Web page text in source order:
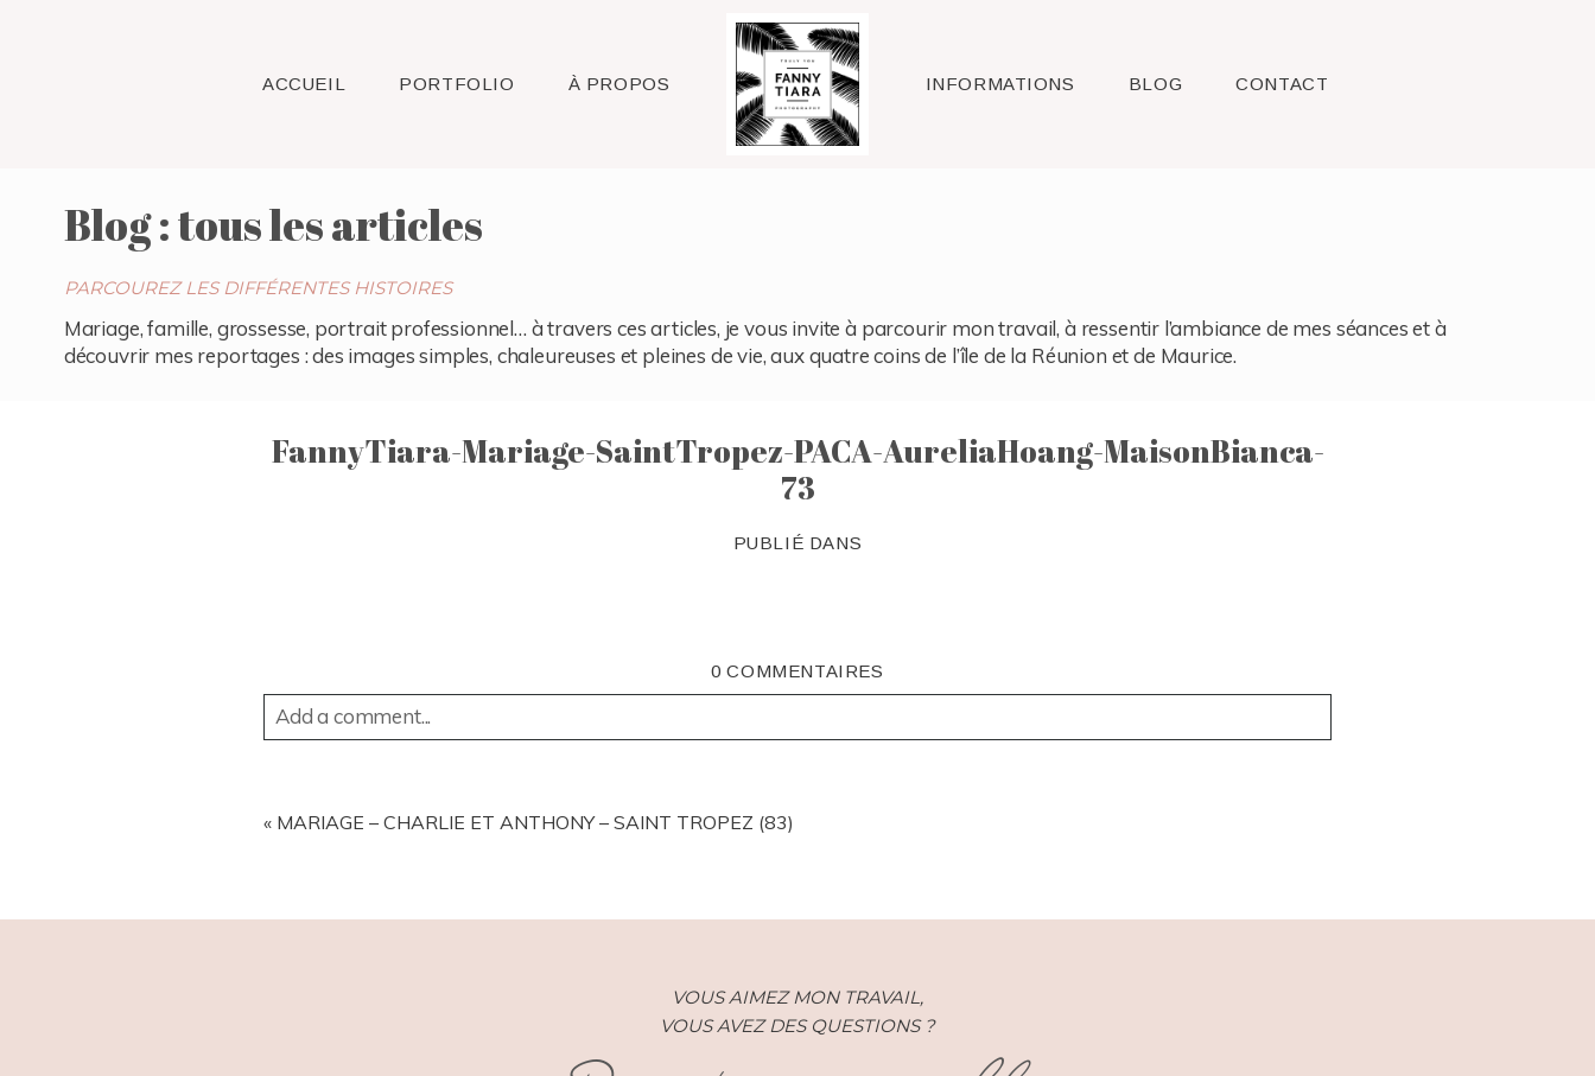
ACCUEIL PORTFOLIO À PROPOS Raleigh INFORMATIONS BLOG CONTACT
Blog : tous les articles
PARCOUREZ LES DIFFÉRENTES HISTOIRES
Mariage, famille, grossesse, portrait professionnel… à travers ces articles, je vous invite à parcourir mon travail, à ressentir l’ambiance de mes séances et à
découvrir mes reportages : des images simples, chaleureuses et pleines de vie, aux quatre coins de l’île de la Réunion et de Maurice.
FannyTiara-Mariage-SaintTropez-PACA-AureliaHoang-MaisonBianca-
73
PUBLIÉ DANS
0 COMMENTAIRES
Add a comment...
« MARIAGE – CHARLIE ET ANTHONY – SAINT TROPEZ (83)
VOUS AIMEZ MON TRAVAIL,
VOUS AVEZ DES QUESTIONS ?